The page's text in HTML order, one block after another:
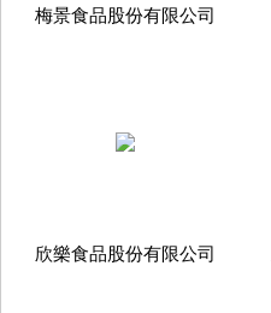
梅景食品股份有限公司
欣樂食品股份有限公司